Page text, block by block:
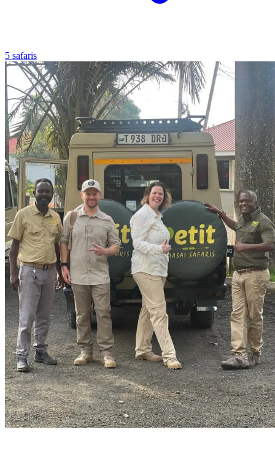
5 safaris